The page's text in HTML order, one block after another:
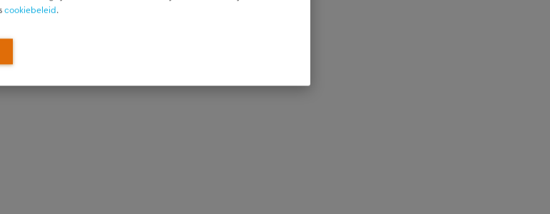
cookiebeleid.